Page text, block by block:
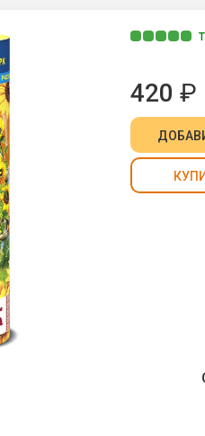
Летающие и наземные
Цветной дым и огонь
420 ₽